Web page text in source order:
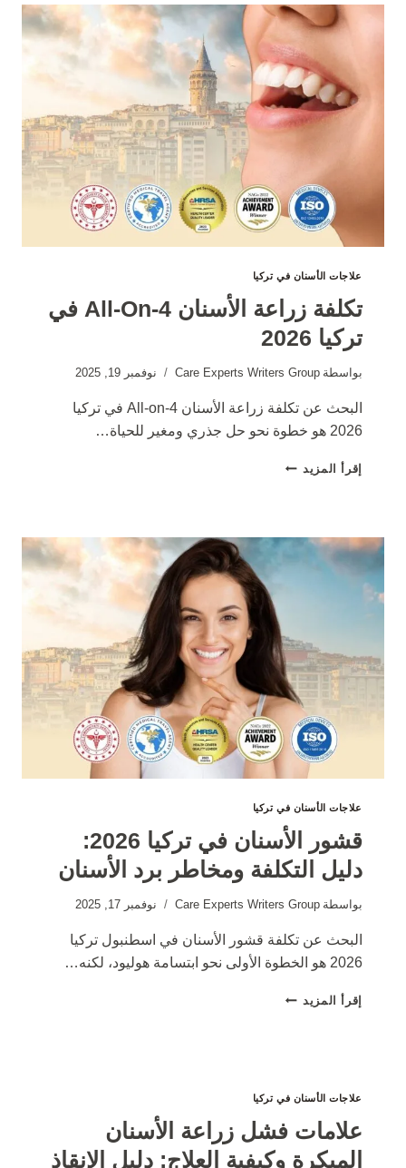
تركيا
2026
علاجات الأسنان في تركيا
تكلفة زراعة الأسنان All-On-4 في
تركيا 2026
بواسطة Care Experts Writers Group نوفمبر 19, 2025
البحث عن تكلفة زراعة الأسنان All-on-4 في تركيا
2026 هو خطوة نحو حل جذري ومغير للحياة…
إقرأ المزيد تكلفة
ON-
2026
علاجات الأسنان في تركيا
قشور الأسنان في تركيا 2026:
دليل التكلفة ومخاطر برد الأسنان
بواسطة Care Experts Writers Group نوفمبر 17, 2025
البحث عن تكلفة قشور الأسنان في اسطنبول تركيا
2026 هو الخطوة الأولى نحو ابتسامة هوليود، لكنه…
إقرأ المزيد قشور
التكلفة
ومخاطر
برد
الأسنان
علاجات الأسنان في تركيا
علامات فشل زراعة الأسنان
المبكرة وكيفية العلاج: دليل الإنقاذ